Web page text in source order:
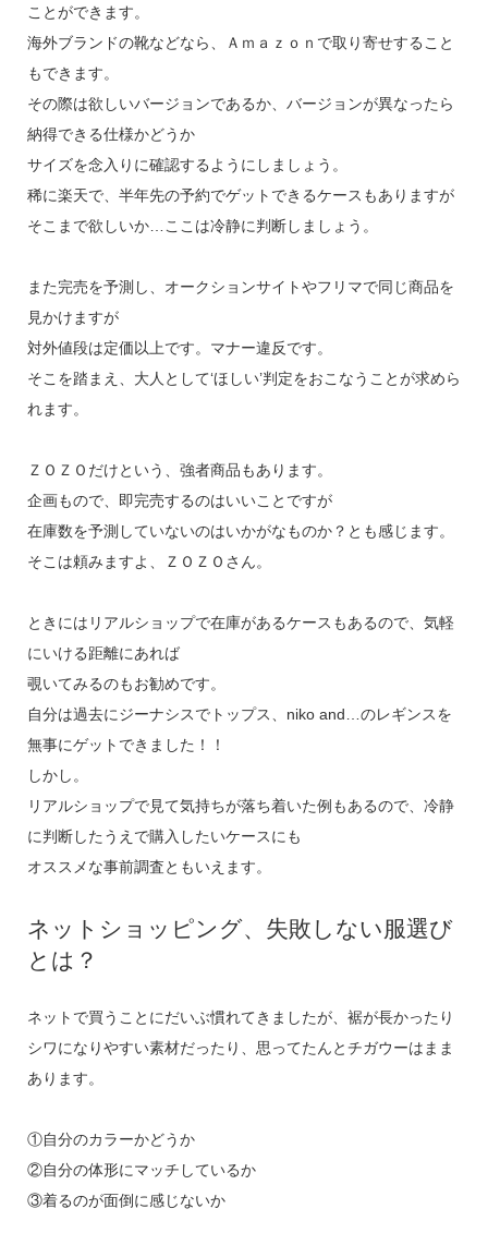
ことができます。
海外ブランドの靴などなら、Ａｍａｚｏｎで取り寄せすること
もできます。
その際は欲しいバージョンであるか、バージョンが異なったら
納得できる仕様かどうか
サイズを念入りに確認するようにしましょう。
稀に楽天で、半年先の予約でゲットできるケースもありますが
そこまで欲しいか…ここは冷静に判断しましょう。
また完売を予測し、オークションサイトやフリマで同じ商品を
見かけますが
対外値段は定価以上です。マナー違反です。
そこを踏まえ、大人として‘ほしい’判定をおこなうことが求めら
れます。
ＺＯＺＯだけという、強者商品もあります。
企画もので、即完売するのはいいことですが
在庫数を予測していないのはいかがなものか？とも感じます。
そこは頼みますよ、ＺＯＺＯさん。
ときにはリアルショップで在庫があるケースもあるので、気軽
にいける距離にあれば
覗いてみるのもお勧めです。
自分は過去にジーナシスでトップス、niko and…のレギンスを
無事にゲットできました！！
しかし。
リアルショップで見て気持ちが落ち着いた例もあるので、冷静
に判断したうえで購入したいケースにも
オススメな事前調査ともいえます。
ネットショッピング、失敗しない服選び
とは？
ネットで買うことにだいぶ慣れてきましたが、裾が長かったり
シワになりやすい素材だったり、思ってたんとチガウーはまま
あります。
①自分のカラーかどうか
②自分の体形にマッチしているか
③着るのが面倒に感じないか